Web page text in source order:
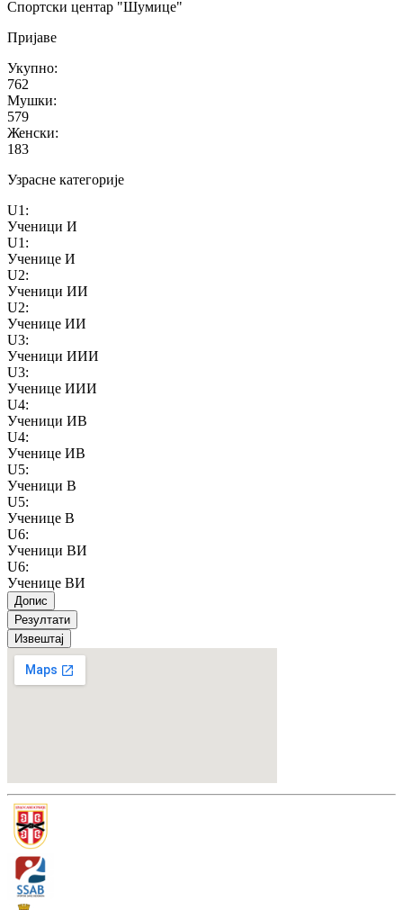
Спортски центар "Шумице"
Пријаве
Укупно:
762
Мушки:
579
Женски:
183
Узрасне категорије
U1 :
Ученици И
U1 :
Ученице И
U2:
Ученици ИИ
U2:
Ученице ИИ
U3:
Ученици ИИИ
U3:
Ученице ИИИ
U4:
Ученици ИВ
U4:
Ученице ИВ
U5:
Ученици В
U5:
Ученице В
U6:
Ученици ВИ
U6:
Ученице ВИ
Допис
Резултати
Извештај